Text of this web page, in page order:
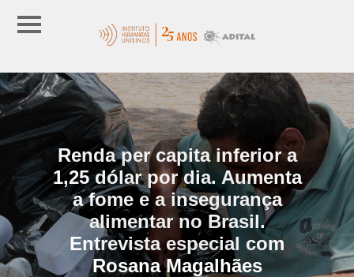
Renda per capita inferior a
1,25 dólar por dia. Aumenta
a fome e a insegurança
alimentar no Brasil.
Entrevista especial com
Rosana Magalhães